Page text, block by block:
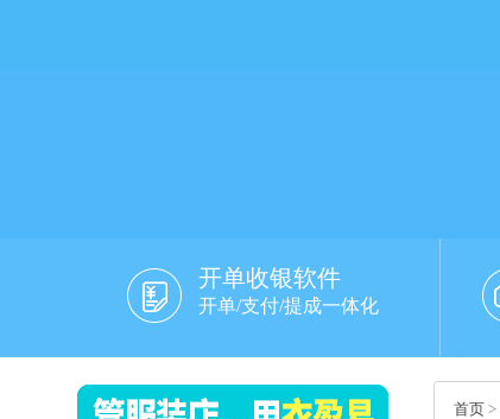
开单收银软件
开单/支付/提成一体化
首页 >